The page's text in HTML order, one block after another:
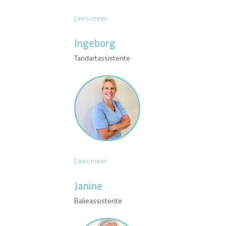
Lees meerE
e
s
Ingeborg
Tandartassistente
Lees meerI
b
r
Janine
Balieassistente